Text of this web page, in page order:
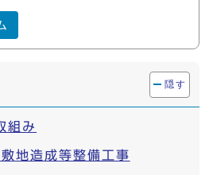
隠す
組み
地造成等整備工事